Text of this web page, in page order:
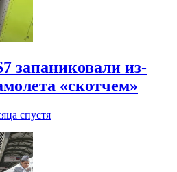
запаниковали из-
«скотчем»
спустя